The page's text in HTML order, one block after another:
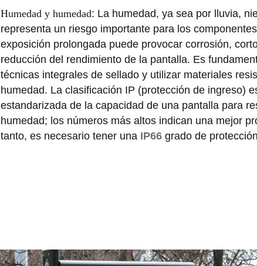
Humedad y humedad: La humedad, ya sea por lluvia,
representa un riesgo importante para los
exposición prolongada puede provocar corrosión,
reducción del rendimiento de la pantalla. Es
técnicas integrales de sellado y utilizar materiales
humedad. La clasificación IP (protección de ingreso)
estandarizada de la capacidad de una pantalla para
humedad; los números más altos indican una mejor
tanto, es necesario tener una IP66 grado de